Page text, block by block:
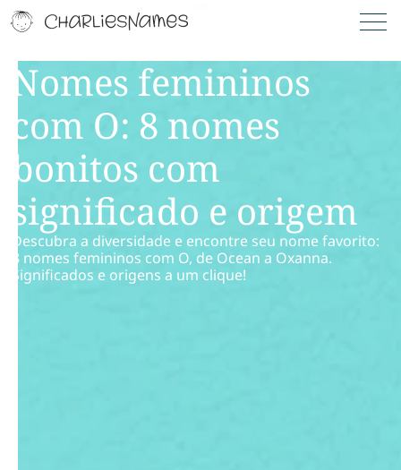
Nomes femininos
com O: 8 nomes
bonitos com
significado e origem
Descubra a diversidade e encontre seu nome favorito:
8 nomes femininos com O, de Ocean a Oxanna.
Significados e origens a um clique!